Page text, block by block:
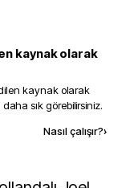
kaynak olarak
kaynak olarak
sık görebilirsiniz.
Nasıl çalışır?›